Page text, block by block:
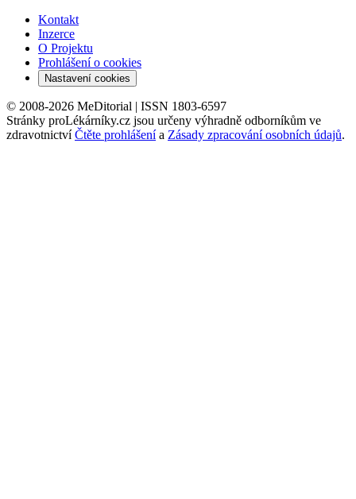
Kontakt
Inzerce
O Projektu
Prohlášení o cookies
Nastavení cookies
© 2008-2026 MeDitorial | ISSN 1803-6597
Stránky proLékárníky.cz jsou určeny výhradně odborníkům ve
zdravotnictvíČtěte prohlášenía Zásady zpracování osobních údajů.